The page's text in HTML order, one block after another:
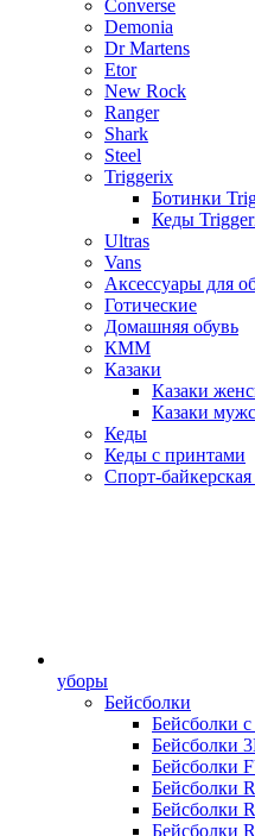
Converse
Demonia
Dr Martens
Etor
New Rock
Ranger
Shark
Steel
Triggerix
Ботинки
Кеды
Ultras
Vans
Аксессуары для
Готические
Домашняя обувь
КММ
Казаки
Казаки
Казаки
Кеды
Кеды с принтами
Спорт-байкерская
уборы
Бейсболки
Бейсболки
Бейсболки
Бейсболки
Бейсболки
Бейсболки
Бейсболки